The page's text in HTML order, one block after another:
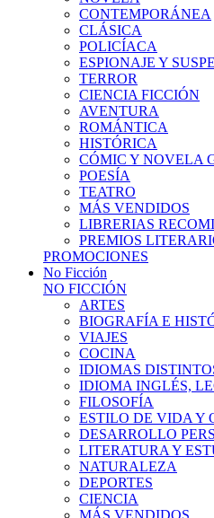
CONTEMPORÁNEA
CLÁSICA
POLICÍACA
ESPIONAJE Y
TERROR
CIENCIA FICCIÓN
AVENTURA
ROMÁNTICA
HISTÓRICA
CÓMIC Y NOVELA
POESÍA
TEATRO
MÁS VENDIDOS
LIBRERIAS
PREMIOS
PROMOCIONES
No Ficción
NO FICCIÓN
ARTES
BIOGRAFÍA E
VIAJES
COCINA
IDIOMAS
IDIOMA INGLÉS,
FILOSOFÍA
ESTILO DE VIDA Y
DESARROLLO
LITERATURA Y
NATURALEZA
DEPORTES
CIENCIA
MÁS VENDIDOS